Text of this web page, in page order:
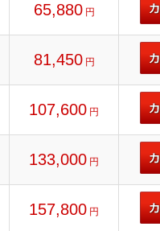
65,880 円
81,450 円
107,600 円
133,000 円
157,800 円